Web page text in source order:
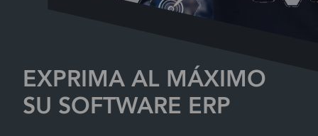
EXPRIMA AL MÁXIMO
SU SOFTWARE ERP